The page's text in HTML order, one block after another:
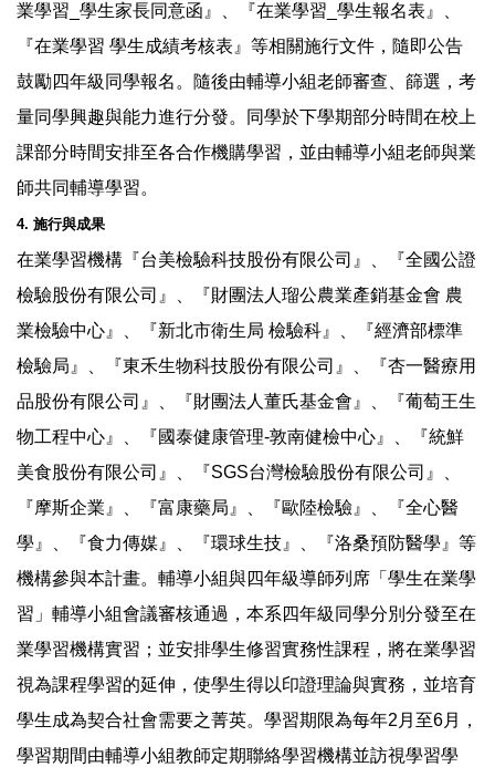
業學習_學生家長同意函』、『在業學習_學生報名表』、
『在業學習 學生成績考核表』等相關施行文件，隨即公告
鼓勵四年級同學報名。隨後由輔導小組老師審查、篩選，考
量同學興趣與能力進行分發。同學於下學期部分時間在校上
課部分時間安排至各合作機購學習，並由輔導小組老師與業
師共同輔導學習。
4. 施行與成果
在業學習機構『台美檢驗科技股份有限公司』、『全國公證
檢驗股份有限公司』、『財團法人瑠公農業產銷基金會 農
業檢驗中心』、『新北市衛生局 檢驗科』、『經濟部標準
檢驗局』、『東禾生物科技股份有限公司』、『杏一醫療用
品股份有限公司』、『財團法人董氏基金會』、『葡萄王生
物工程中心』、『國泰健康管理-敦南健檢中心』、『統鮮
美食股份有限公司』、『SGS台灣檢驗股份有限公司』、
『摩斯企業』、『富康藥局』、『歐陸檢驗』、『全心醫
學』、『食力傳媒』、『環球生技』、『洛桑預防醫學』等
機構參與本計畫。輔導小組與四年級導師列席「學生在業學
習」輔導小組會議審核通過，本系四年級同學分別分發至在
業學習機構實習；並安排學生修習實務性課程，將在業學習
視為課程學習的延伸，使學生得以印證理論與實務，並培育
學生成為契合社會需要之菁英。學習期限為每年2月至6月，
學習期間由輔導小組教師定期聯絡學習機構並訪視學習學